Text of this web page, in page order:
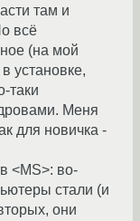
там и
всё
(на мой
установке,
таки
Меня
для новичка -
<MS>: во-
стали (и
они